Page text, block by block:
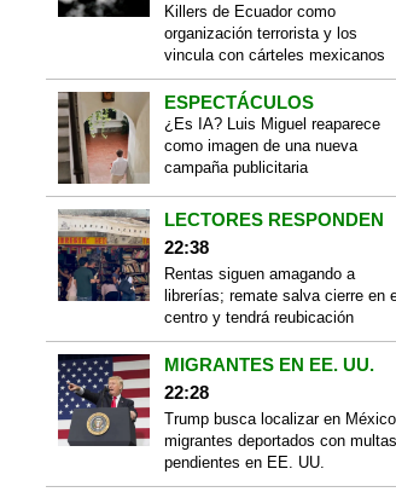
Killers de Ecuador como
organización terrorista y los
vincula con cárteles mexicanos
ESPECTÁCULOS
¿Es IA? Luis Miguel reaparece
como imagen de una nueva
campaña publicitaria
LECTORES RESPONDEN
22:38
Rentas siguen amagando a
librerías; remate salva cierre en
centro y tendrá reubicación
MIGRANTES EN EE. UU.
22:28
Trump busca localizar en
migrantes deportados con multas
pendientes en EE. UU.